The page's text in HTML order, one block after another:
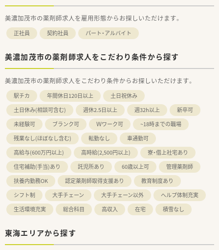
美濃加茂市の薬剤師求人を雇用形態からお探しいただけます。
正社員 契約社員 パート・アルバイト
美濃加茂市の薬剤師求人をこだわり条件から探す
美濃加茂市の薬剤師求人をこだわり条件からお探しいただけます。
駅チカ 年間休日120日以上
土日祝休み
土日休み(相談可含む)
週休2.5日以上 週32h以上
新卒可
未経験可
ブランク可 Ｗワーク可
~18時までの職場
残業なし(ほぼなし含む)
転勤なし
車通勤可
高給与(600万円以上)
高時給(2,500円以上)
寮・借上社宅あり
住宅補助(手当)あり
託児所あり 60歳以上可
管理薬剤師
扶養内勤務OK
認定薬剤師取得支援あり
教育制度あり
シフト制
大手チェーン 大手チェーン以外
ヘルプ体制充実
生活環境充実
総合科目 高収入 在宅 積雪なし
東海エリアから探す